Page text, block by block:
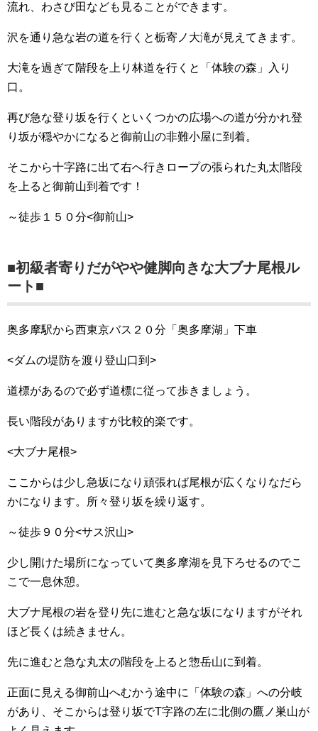
流れ、わさび田なども見ることができます。
沢を通り急な岩の道を行くと栃寄ノ大滝が見えてきます。
大滝を過ぎて階段を上り林道を行くと「体験の森」入り
口。
再び急な登り坂を行くといくつかの広場への道が分かれ登
り坂が穏やかになると御前山の非難小屋に到着。
そこから十字路に出て右へ行きロープの張られた丸太階段
を上ると御前山到着です！
～徒歩１５０分<御前山>
■初級者寄りだがやや健脚向きな大ブナ尾根ル
ート■
奥多摩駅から西東京バス２０分「奥多摩湖」下車
<ダムの堤防を渡り登山口到>
道標があるので必ず道標に従って歩きましょう。
長い階段がありますが比較的楽です。
<大ブナ尾根>
ここからは少し急坂になり頑張れば尾根が広くなりなだら
かになります。所々登り坂を繰り返す。
～徒歩９０分<サス沢山>
少し開けた場所になっていて奥多摩湖を見下ろせるのでこ
こで一息休憩。
大ブナ尾根の岩を登り先に進むと急な坂になりますがそれ
ほど長くは続きません。
先に進むと急な丸太の階段を上ると惣岳山に到着。
正面に見える御前山へむかう途中に「体験の森」への分岐
があり、そこからは登り坂でT字路の左に北側の鷹ノ巣山が